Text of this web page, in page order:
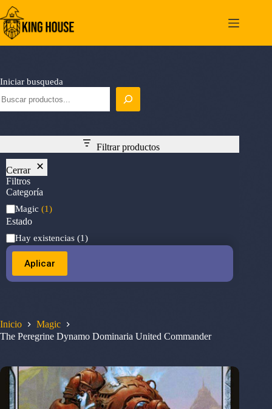
Saltar
al
contenido
Inicio
Magic
The Peregrine Dynamo Dominaria United Commander
Iniciar busqueda
Filtrar productos
Cerrar
Filtros
Categoría
Categoría
Magic (1)
Estado
Estado
Hay existencias (1)
Aplicar